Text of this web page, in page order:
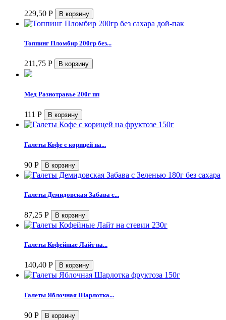
229,50 Р
Топпинг Пломбир 200гр без...
211,75 Р
Мед Разнотравье 200г пп
111 Р
Галеты Кофе с корицей на...
90 Р
Галеты Демидовская Забава с...
87,25 Р
Галеты Кофейные Лайт на...
140,40 Р
Галеты Яблочная Шарлотка...
90 Р